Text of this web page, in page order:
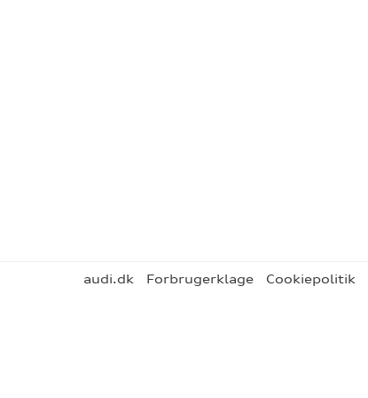
audi.dk Forbrugerklage Cookiepolitik